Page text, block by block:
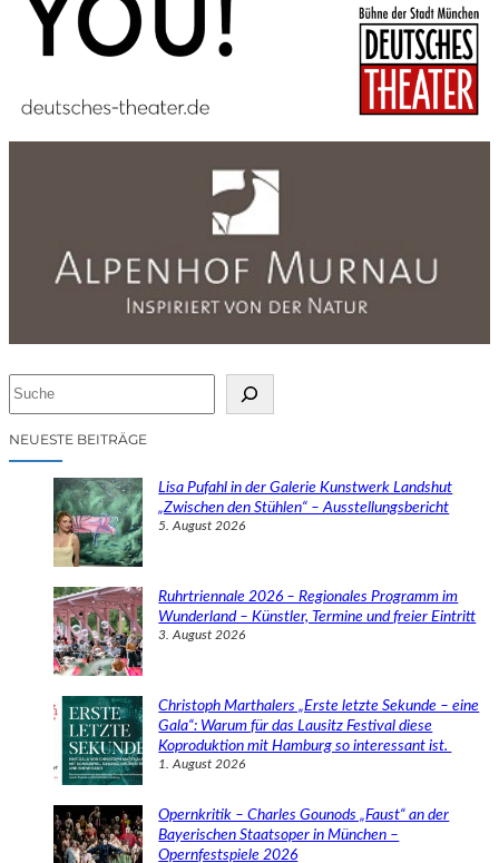
cNEUESTE BEITRÄGE
Lisa Pufahl in der Galerie Kunstwerk Landshut
„Zwischen den Stühlen“ – Ausstellungsbericht
5. August 2026
Ruhrtriennale 2026 – Regionales Programm im
Wunderland – Künstler, Termine und freier Eintritt
3. August 2026
Christoph Marthalers „Erste letzte Sekunde – eine
Gala“: Warum für das Lausitz Festival diese
Koproduktion mit Hamburg so interessant ist.
1. August 2026
Opernkritik – Charles Gounods „Faust“ an der
Bayerischen Staatsoper in München –
Opernfestspiele 2026